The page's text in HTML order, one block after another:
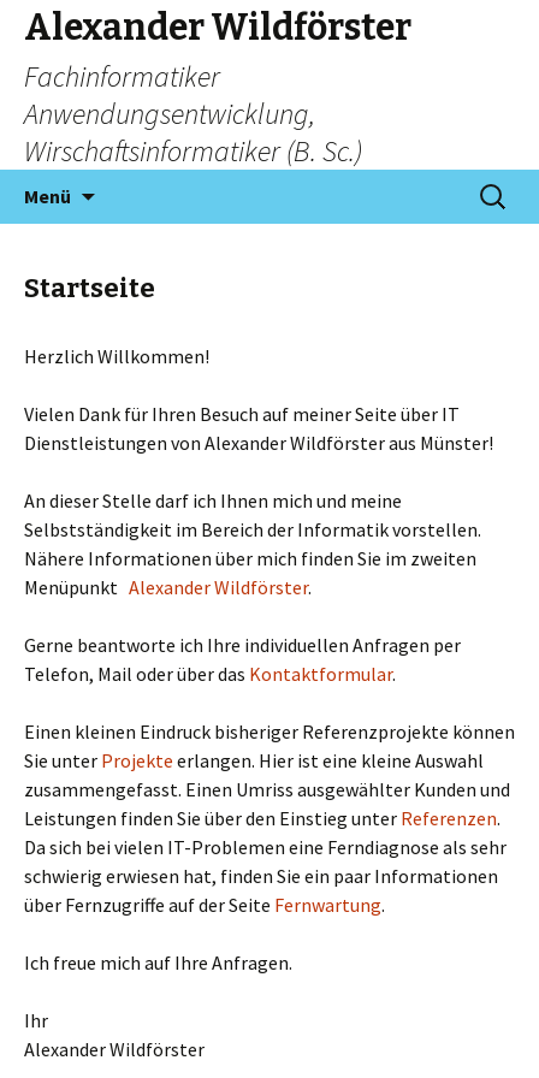
Alexander Wildförster
Fachinformatiker
Anwendungsentwicklung,
Wirschaftsinformatiker (B. Sc.)
Menü
Suchen
nach:
Startseite
Herzlich Willkommen!
Vielen Dank für Ihren Besuch auf meiner Seite über IT
Dienstleistungen von Alexander Wildförster aus Münster!
An dieser Stelle darf ich Ihnen mich und meine
Selbstständigkeit im Bereich der Informatik vorstellen.
Nähere Informationen über mich finden Sie im zweiten
Menüpunkt Alexander Wildförster.
Gerne beantworte ich Ihre individuellen Anfragen per
Telefon, Mail oder über das Kontaktformular.
Einen kleinen Eindruck bisheriger Referenzprojekte können
Sie unter Projekte erlangen. Hier ist eine kleine Auswahl
zusammengefasst. Einen Umriss ausgewählter Kunden und
Leistungen finden Sie über den Einstieg unter Referenzen.
Da sich bei vielen IT-Problemen eine Ferndiagnose als sehr
schwierig erwiesen hat, finden Sie ein paar Informationen
über Fernzugriffe auf der Seite Fernwartung.
Ich freue mich auf Ihre Anfragen.
Ihr
Alexander Wildförster